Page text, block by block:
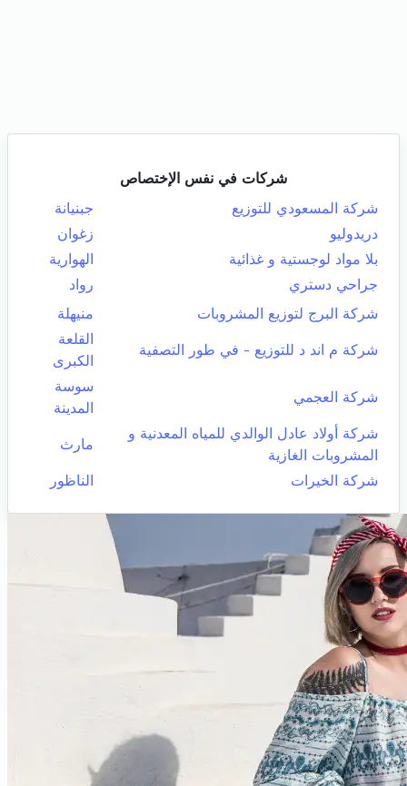
شركات في نفس الإختصاص
شركة المسعودي للتوزيع
جبنيانة
دريدوليو
زغوان
بلا مواد لوجستية و غذائية
الهوارية
جراحي دستري
رواد
شركة البرج لتوزيع المشروبات
منيهلة
شركة م اند د للتوزيع - في طور التصفية
القلعة
الكبرى
شركة العجمي
سوسة
المدينة
شركة أولاد عادل الوالدي للمياه المعدنية و
المشروبات الغازية
مارث
شركة الخيرات الناظور